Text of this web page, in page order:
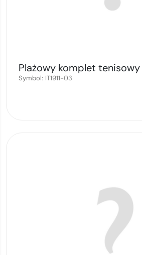
Plażowy komplet tenisowy
Symbol: IT1911-03